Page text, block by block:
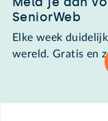
SeniorWeb
Elke week
wereld. Gratis en